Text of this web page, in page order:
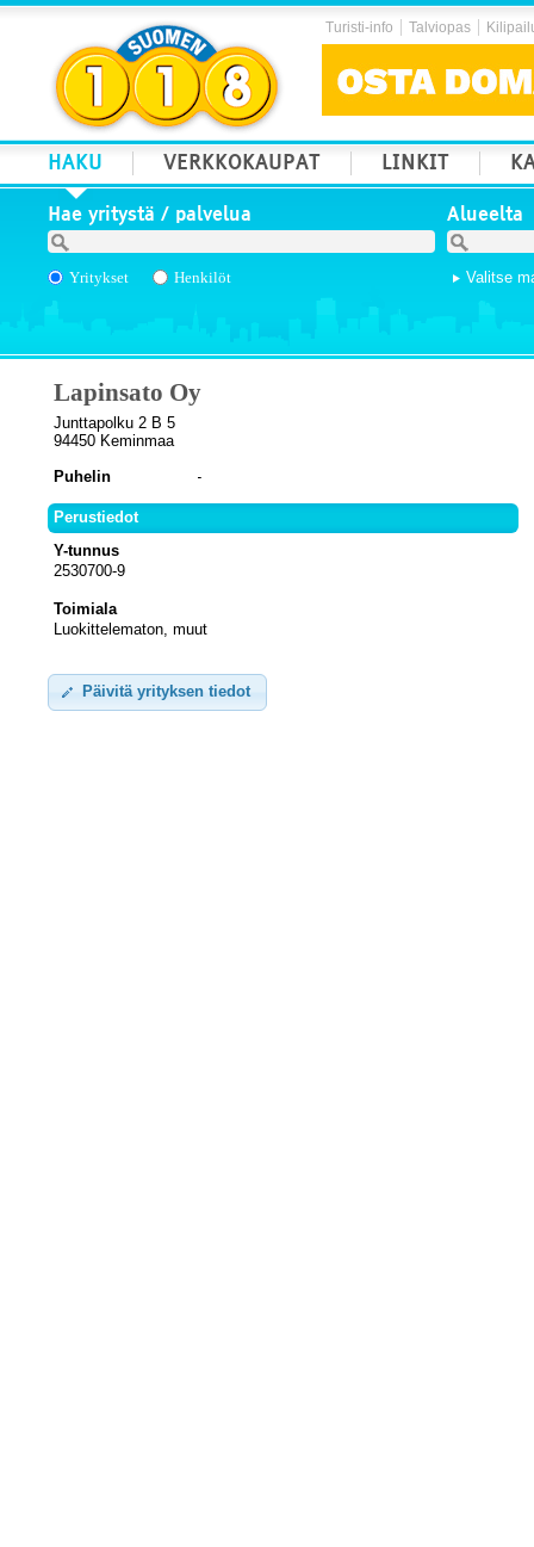
Turisti-info Talviopas
HAKU VERKKOKAUPAT LINKIT
Hae yritystä / palvelua
Yritykset Henkilöt
Alueelta
Valitse
Lapinsato Oy
Junttapolku 2 B 5
94450 Keminmaa
Puhelin
Perustiedot
Y-tunnus
2530700-9
Toimiala
Luokittelematon, muut
Päivitä yrityksen tiedot